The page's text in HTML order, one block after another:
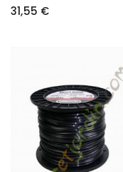
31,55 €